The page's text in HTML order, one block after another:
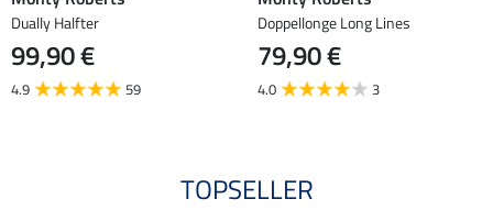
Dually Halfter
99,90 €
4.9 59
Doppellonge Long Lines
79,90 €
4.0 3
TOPSELLER